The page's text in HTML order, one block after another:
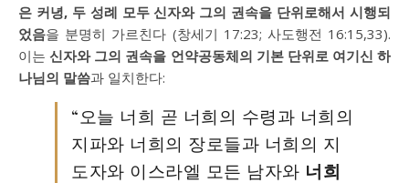
은 커녕, 두 성례 모두 신자와 그의 권속을 단위로해서 시행되
었음을 분명히 가르친다 (창세기 17:23; 사도행전 16:15,33).
이는신자와 그의 권속을 언약공동체의 기본 단위로 여기신 하
나님의 말씀과 일치한다:
“오늘 너희 곧 너희의 수령과 너희의
지파와 너희의 장로들과 너희의 지
도자와 이스라엘 모든 남자와 너희